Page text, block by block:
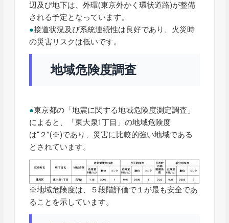
辺及び地下は、外環(東京外かく環状道路)が整備
される予定となっています。
●接道状況及び系統連続性は良好であり、火災時
の災害リスクは低いです。
地域危険度調査
●東京都の「地震に関する地域危険度測定調査」
によると、「東大泉1丁目」の地域危険度
は“２”(※)であり、災害に比較的強い地域である
とされています。
※地域危険度は、５段階評価で１が最も安全であ
ることを示しています。